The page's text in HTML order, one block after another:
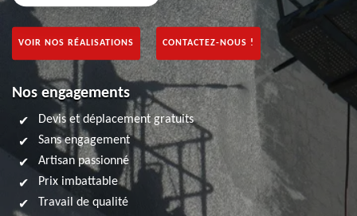
VOIR NOS RÉALISATIONS CONTACTEZ-NOUS !
Nos engagements
Devis et déplacement gratuits
Sans engagement
Artisan passionné
Prix imbattable
Travail de qualité